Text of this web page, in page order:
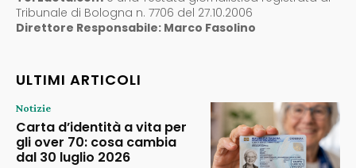
Tribunale di Bologna n. 7706 del 27.10.2006
Direttore Responsabile: Marco Fasolino
ULTIMI ARTICOLI
Notizie
Carta d’identità a vita per
gli over 70: cosa cambia
dal 30 luglio 2026